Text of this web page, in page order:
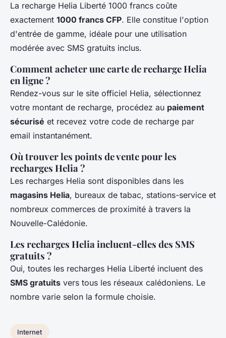
La recharge Helia Liberté 1000 francs coûte
exactement 1000 francs CFP. Elle constitue l'option
d'entrée de gamme, idéale pour une utilisation
modérée avec SMS gratuits inclus.
Comment acheter une carte de recharge Helia
en ligne ?
Rendez-vous sur le site officiel Helia, sélectionnez
votre montant de recharge, procédez au paiement
sécurisé et recevez votre code de recharge par
email instantanément.
Où trouver les points de vente pour les
recharges Helia ?
Les recharges Helia sont disponibles dans les
magasins Helia, bureaux de tabac, stations-service et
nombreux commerces de proximité à travers la
Nouvelle-Calédonie.
Les recharges Helia incluent-elles des SMS
gratuits ?
Oui, toutes les recharges Helia Liberté incluent des
SMS gratuits vers tous les réseaux calédoniens. Le
nombre varie selon la formule choisie.
Internet